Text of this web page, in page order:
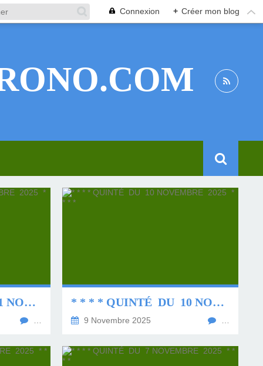
Connexion + Créer mon blog
* * * * QUINTÉ DU 11 NOVEMBRE 2025 * * * * * * * * QUINTÉ DU 10 NOVEMBRE 2025 * * * *
9 Novembre 2025